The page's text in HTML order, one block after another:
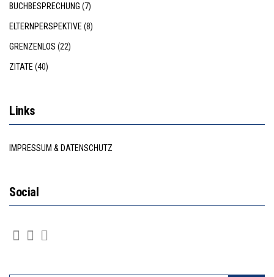
BUCHBESPRECHUNG (7)
ELTERNPERSPEKTIVE (8)
GRENZENLOS (22)
ZITATE (40)
Links
IMPRESSUM & DATENSCHUTZ
Social